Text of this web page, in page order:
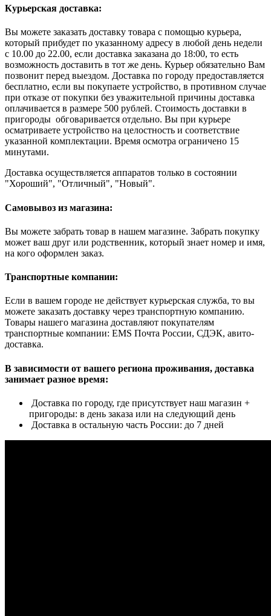
Курьерская доставка:
Вы можете заказать доставку товара с помощью курьера,
который прибудет по указанному адресу в любой день недели
с 10.00 до 22.00, если доставка заказана до 18:00, то есть
возможность доставить в тот же день. Курьер обязательно Вам
позвонит перед выездом. Доставка по городу предоставляется
бесплатно, если вы покупаете устройство, в противном случае
при отказе от покупки без уважительной причины доставка
оплачивается в размере 500 рублей. Стоимость доставки в
пригороды обговаривается отдельно. Вы при курьере
осматриваете устройство на целостность и соответствие
указанной комплектации. Время осмотра ограничено 15
минутами.
Доставка осуществляется аппаратов только в состоянии
"Хороший", "Отличный", "Новый".
Самовывоз из магазина:
Вы можете забрать товар в нашем магазине. Забрать покупку
может ваш друг или родственник, который знает номер и имя,
на кого оформлен заказ.
Транспортные компании:
Если в вашем городе не действует курьерская служба, то вы
можете заказать доставку через транспортную компанию.
Товары нашего магазина доставляют покупателям
транспортные компании: EMS Почта России, СДЭК, авито-
доставка.
В зависимости от вашего региона проживания, доставка
занимает разное время:
Доставка по городу, где присутствует наш магазин +
пригороды: в день заказа или на следующий день
Доставка в остальную часть России: до 7 дней